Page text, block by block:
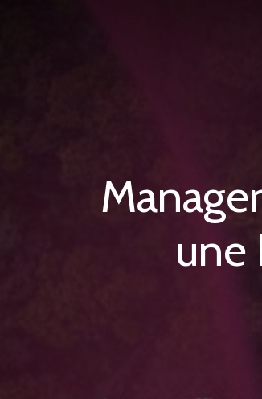
une